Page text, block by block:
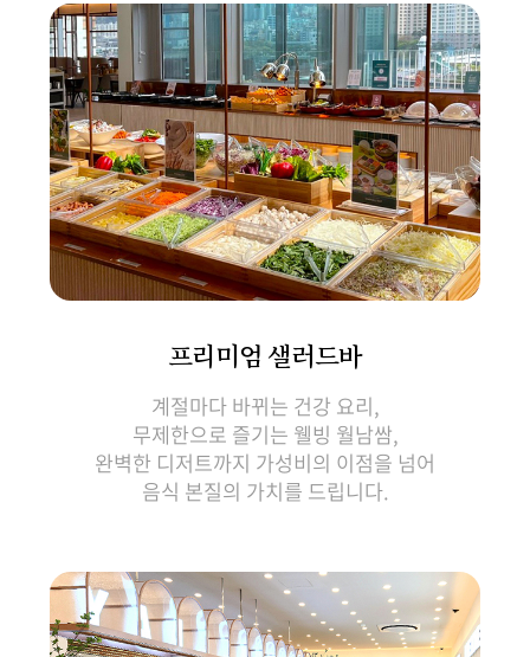
프리미엄 샐러드바
계절마다 바뀌는 건강 요리,
무제한으로 즐기는 웰빙 월남쌈,
완벽한 디저트까지 가성비의 이점을 넘어
음식 본질의 가치를 드립니다.